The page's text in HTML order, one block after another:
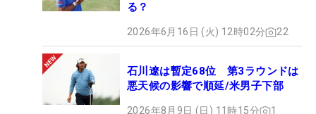
る？
2026年6月16日 (火) 12時02分 22
石川遼は暫定68位 第3ラウンドは
悪天候の影響で順延/米男子下部
2026年8月9日 (日) 11時15分 1